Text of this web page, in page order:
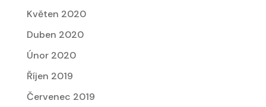
Květen 2020
Duben 2020
Únor 2020
Říjen 2019
Červenec 2019